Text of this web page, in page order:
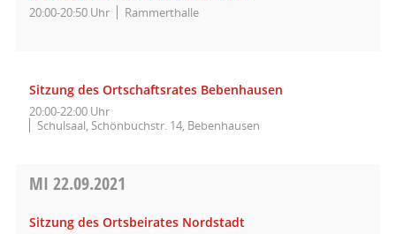
20:00-20:50 Uhr Rammerthalle
Sitzung des Ortschaftsrates Bebenhausen
20:00-22:00 Uhr
Schulsaal, Schönbuchstr. 14, Bebenhausen
MI 22.09.2021
Sitzung des Ortsbeirates Nordstadt